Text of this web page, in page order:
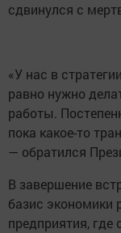
сдвинулся с
«У нас в
равно нужно
работы.
пока какое-то
— обратился
В завершение
базис
предприятия, где